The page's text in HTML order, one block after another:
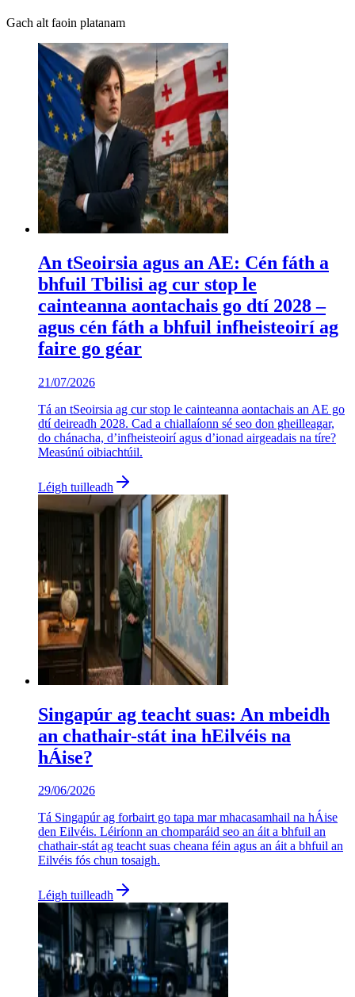
Gach alt faoin platanam
An tSeoirsia agus an AE: Cén fáth a
bhfuil Tbilisi ag cur stop le
cainteanna aontachais go dtí 2028 –
agus cén fáth a bhfuil infheisteoirí ag
faire go géar
21/07/2026
Tá an tSeoirsia ag cur stop le cainteanna aontachais an AE go
dtí deireadh 2028. Cad a chiallaíonn sé seo don gheilleagar,
do chánacha, d’infheisteoirí agus d’ionad airgeadais na tíre?
Measúnú oibiachtúil.
Léigh tuilleadh
Singapúr ag teacht suas: An mbeidh
an chathair-stát ina hEilvéis na
hÁise?
29/06/2026
Tá Singapúr ag forbairt go tapa mar mhacasamhail na hÁise
den Eilvéis. Léiríonn an chomparáid seo an áit a bhfuil an
chathair-stát ag teacht suas cheana féin agus an áit a bhfuil an
Eilvéis fós chun tosaigh.
Léigh tuilleadh